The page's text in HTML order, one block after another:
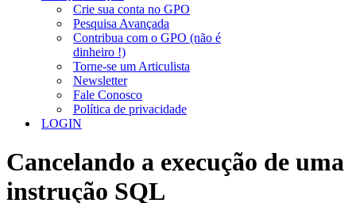
Crie sua conta no GPO
Pesquisa Avançada
Contribua com o GPO (não é
dinheiro !)
Torne-se um Articulista
Newsletter
Fale Conosco
Política de privacidade
LOGIN
Cancelando a execução de uma
instrução SQL